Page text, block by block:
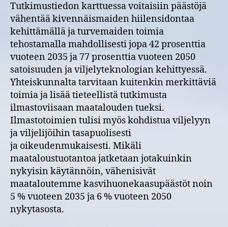
resurssitehokkuuden
avaintekijäksi
Tutkimustiedon karttuessa voitaisiin päästöjä
vähentää kivennäismaiden hiilensidontaa
kehittämällä ja turvemaiden toimia
tehostamalla mahdollisesti jopa 42 prosenttia
vuoteen 2035 ja 77 prosenttia vuoteen 2050
satoisuuden ja viljelyteknologian kehittyessä.
Yhteiskunnalta tarvitaan kuitenkin merkittäviä
toimia ja lisää tieteellistä tutkimusta
ilmastoviisaan maatalouden tueksi.
Ilmastotoimien tulisi myös kohdistua viljelyyn
ja viljelijöihin tasapuolisesti
ja oikeudenmukaisesti. Mikäli
maataloustuotantoa jatketaan jotakuinkin
nykyisin käytännöin, vähenisivät
maataloutemme kasvihuonekaasupäästöt noin
5 % vuoteen 2035 ja 6 % vuoteen 2050
nykytasosta.